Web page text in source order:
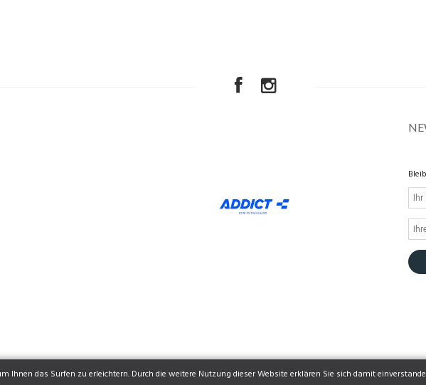
Ihnen das Surfen zu erleichtern. Durch die weitere Nutzung dieser Website erklären Sie sich damit